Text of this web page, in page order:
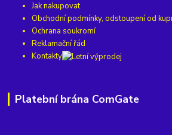
Jak nakupovat
Obchodní podmínky, odstoupení od
Ochrana soukromí
Reklamační řád
Kontakty
Platební brána ComGate